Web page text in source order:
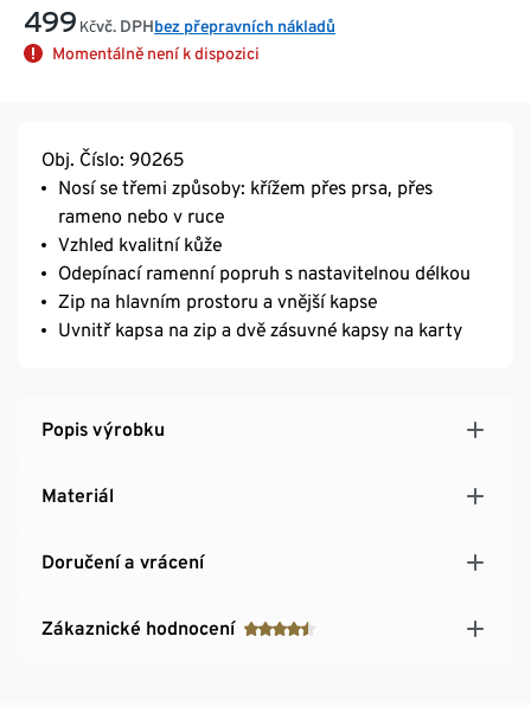
499 Kčvč. DPHbez přepravních nákladů
Momentálně není k dispozici
Obj. Číslo: 90265
Nosí se třemi způsoby: křížem přes prsa, přes
rameno nebo v ruce
Vzhled kvalitní kůže
Odepínací ramenní popruh s nastavitelnou délkou
Zip na hlavním prostoru a vnější kapse
Uvnitř kapsa na zip a dvě zásuvné kapsy na karty
Popis výrobku
Materiál
Doručení a vrácení
Zákaznické hodnocení